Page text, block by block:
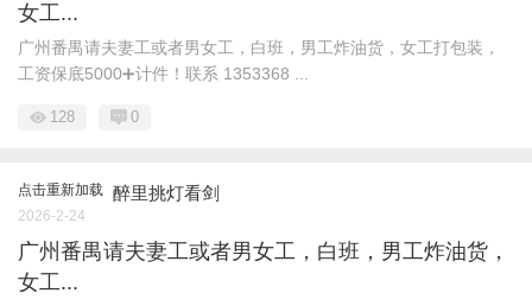
女工...
广州番禺请夫妻工或者男女工，白班，男工炸油货，女工打包装，
工资保底5000➕计件！联系 1353368 ...
128 0
点击重新加载 醉里挑灯看剑
2026-2-24
广州番禺请夫妻工或者男女工，白班，男工炸油货，
女工...